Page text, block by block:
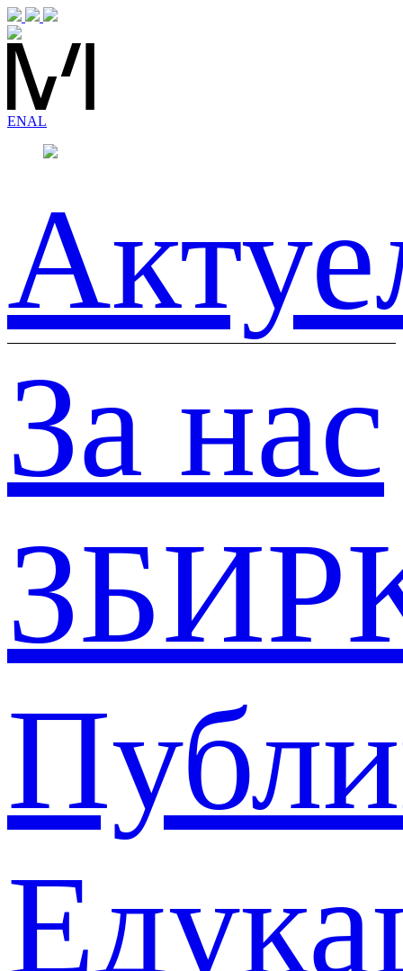
ENAL
За нас